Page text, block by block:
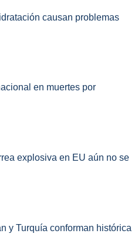
causan problemas
en muertes por
explosiva en EU aún no se
y Turquía conforman histórica